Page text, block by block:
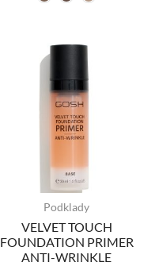
Podklady
VELVET TOUCH
FOUNDATION PRIMER
ANTI-WRINKLE